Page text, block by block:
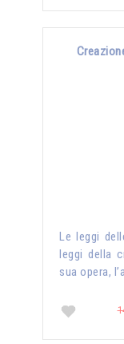
Le leggi
leggi della
sua opera,